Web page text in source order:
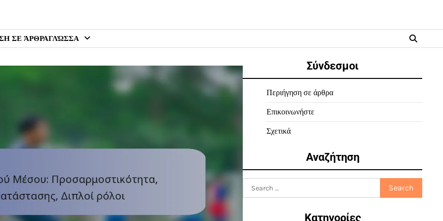
ΣΕ ΆΡΘΡΑΓΛΏΣΣΑ
Σύνδεσμοι
Περιήγηση σε άρθρα
Επικοινωνήστε
Σχετικά
Αναζήτηση
for:
Κατηγορίες